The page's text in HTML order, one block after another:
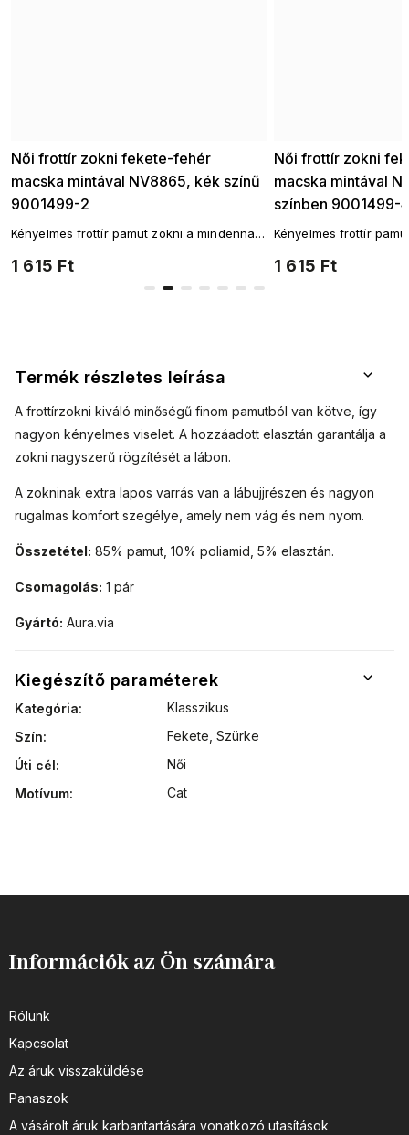
Termék részletes leírása
A frottírzokni kiváló minőségű finom pamutból van kötve, így
nagyon kényelmes viselet. A hozzáadott elasztán garantálja a
zokni nagyszerű rögzítését a lábon.
A zokninak extra lapos varrás van a lábujjrészen és nagyon
rugalmas komfort szegélye, amely nem vág és nem nyom.
Összetétel: 85% pamut, 10% poliamid, 5% elasztán.
Csomagolás: 1 pár
Gyártó: Aura.via
Kiegészítő paraméterek
Kategória:
Klasszikus
Szín:
Fekete, Szürke
Úti cél:
Női
Motívum: Cat
Női frottír zokni fekete-fehér
macska mintával NV8865, kék színű
9001499-2
1 615 Ft
Kényelmes frottír pamut zokni a mindennapi
Női frottír zokni
macska mintával
színben 9001499-4
1 615 Ft
Kényelmes frottír
Információk az Ön számára
Rólunk
Kapcsolat
Az áruk visszaküldése
Panaszok
A vásárolt áruk karbantartására vonatkozó utasítások